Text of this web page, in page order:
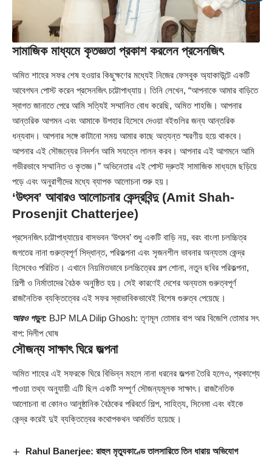
সামাজিক মাধ্যমে কৃতজ্ঞতা প্রকাশ করলেন প্রসেনজিৎ
অমিত শাহের সফর শেষ হওয়ার কিছুক্ষণের মধ্যেই নিজের ফেসবুক অ্যাকাউন্টে একটি
আবেগঘন পোস্ট করেন প্রসেনজিৎ চট্টোপাধ্যায়। তিনি লেখেন, “আপনাকে আমার বাড়িতে
স্বাগত জানাতে পেরে আমি সত্যিই সম্মানিত বোধ করেছি, অমিত শাহজি। আপনার
আন্তরিক আগমন এবং আমাকে উপহার হিসেবে দেওয়া বইগুলির জন্য আন্তরিক
ধন্যবাদ। আপনার সঙ্গে কাটানো সময় আমার কাছে অত্যন্ত স্মরণীয় হয়ে থাকবে।
আপনার এই সৌজন্যের নিদর্শন আমি সযত্নে লালন করব। আপনার এই আগমনে আমি
গভীরভাবে সম্মানিত ও কৃতজ্ঞ।” অভিনেতার এই পোস্ট দ্রুতই সামাজিক মাধ্যমে ছড়িয়ে
পড়ে এবং অনুরাগীদের মধ্যে ব্যাপক আলোচনা শুরু হয়।
‘উৎসব’ আবারও আলোচনার কেন্দ্রবিন্দু (Amit Shah-
Prosenjit Chatterjee)
প্রসেনজিৎ চট্টোপাধ্যায়ের বাসভবন ‘উৎসব’ শুধু একটি বাড়ি নয়, বরং বাংলা চলচ্চিত্র
জগতের নানা গুরুত্বপূর্ণ সিদ্ধান্ত, পরিকল্পনা এবং সৃজনশীল ভাবনার অন্যতম কেন্দ্র
হিসেবেও পরিচিত। এখানে নিয়মিতভাবে চলচ্চিত্রের গল্প শোনা, নতুন ছবির পরিকল্পনা,
শিল্পী ও নির্মাতাদের বৈঠক অনুষ্ঠিত হয়। সেই কারণেই দেশের অন্যতম গুরুত্বপূর্ণ
রাজনৈতিক ব্যক্তিত্বের এই সফর স্বাভাবিকভাবেই বিশেষ গুরুত্ব পেয়েছে।
আরও পড়ুন: BJP MLA Dilip Ghosh: তৃণমূল তোমার বাপ আর বিজেপি তোমার সৎ
বাপ: দিলীপ ঘোষ
সৌজন্য সাক্ষাৎ ঘিরে জল্পনা
অমিত শাহের এই সফরকে ঘিরে বিভিন্ন মহলে নানা ধরনের জল্পনা তৈরি হলেও, প্রকাশ্যে
পাওয়া তথ্য অনুযায়ী এটি ছিল একটি সম্পূর্ণ সৌজন্যমূলক সাক্ষাৎ। রাজনৈতিক
আলোচনা বা কোনও আনুষ্ঠানিক বৈঠকের পরিবর্তে শিল্প, সাহিত্য, সিনেমা এবং বইকে
কেন্দ্র করেই দুই ব্যক্তিত্বের কথোপকথন আবর্তিত হয়েছে।
Rahul Banerjee: রাহুল মৃত্যুকাণ্ডে তালসারিতে তিন ধারায় অভিযোগ